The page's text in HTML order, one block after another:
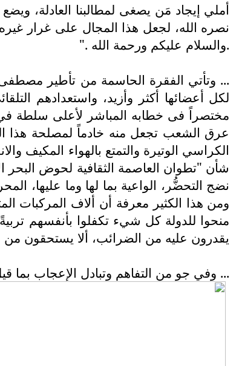
أملي إيجاد مَن يصغى لمطالبنا العادلة،
نصره الله، لجعل هذا المجال على غرار
.والسلام عليكم ورحمة الله ."
... وتأتي الفقرة الحاسمة من تأطير مصطفى
لكل أعضائها أكثر وأزيد، واستعدادهم
مختصراً فى خطابه المباشر لأعلى سلطة في
عرق الشعب تجعل منه خادماً لمصلحة هذا
الكراسي الوتيرة والتمتع بالهواء
شأن "تطوان العاصمة الثقافية لحوض البحر
نضج التحضُّر، الواعية بما لها وما عليها،
ومن هذا الكثير معرفة أن ألاف المركبات
منحوا للدولة كل شيء تكفلوا بأنفسهم
يقدرون عليه من الضرائب، ألا يستحقون من
... وفي جو من التفاهم وتبادل الإعجاب بما